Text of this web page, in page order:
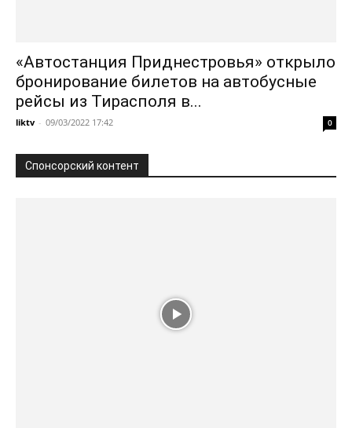
«Автостанция Приднестровья» открыло
бронирование билетов на автобусные
рейсы из Тирасполя в...
liktv - 09/03/2022 17:42 0
Спонсорский контент